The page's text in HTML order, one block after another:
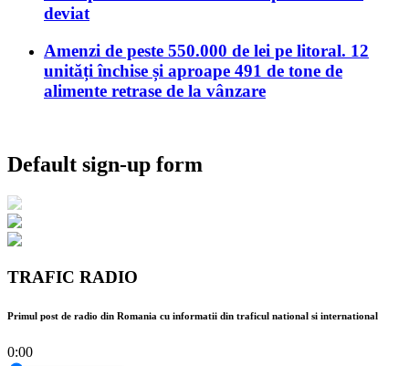
deviat
Amenzi de peste 550.000 de lei pe litoral. 12
unități închise și aproape 491 de tone de
alimente retrase de la vânzare
Default sign-up form
TRAFIC RADIO
Primul post de radio din Romania cu informatii din traficul national si international
0:00